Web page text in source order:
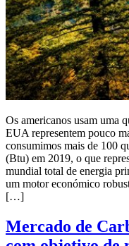
Os americanos usam uma
EUA representem pouco
consumimos mais de 100
(Btu) em 2019, o que
mundial total de energia
um motor económico
[…]
Mercado de